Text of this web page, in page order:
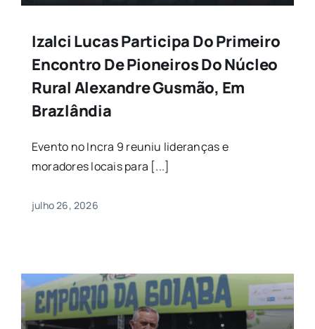
Izalci Lucas Participa Do Primeiro
Encontro De Pioneiros Do Núcleo
Rural Alexandre Gusmão, Em
Brazlândia
Evento no Incra 9 reuniu lideranças e
moradores locais para [...]
julho 26, 2026